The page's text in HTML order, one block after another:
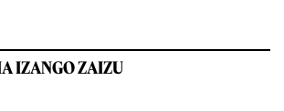
IZANGO ZAIZU